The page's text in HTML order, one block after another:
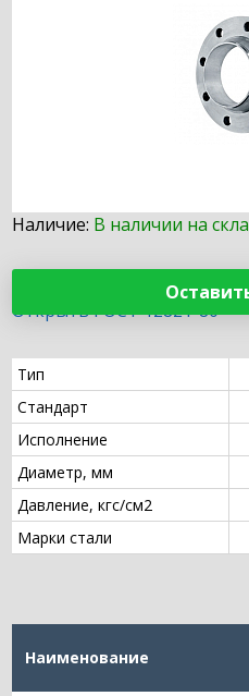
Наличие: В наличии на
Открыть ГОСТ 12821-80
Тип
Стандарт
Исполнение
Диаметр, мм
Давление, кгс/см2
Марки стали
Наименование